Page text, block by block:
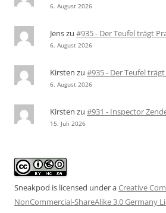
6. August 2026
Jenszu #935 - Der Teufel trägt
6. August 2026
Kirsten zu #935 - Der Teufel
6. August 2026
Kirsten zu #931 - Inspector
15. Juli 2026
Sneakpod is licensed under aCreative
NonCommercial-ShareAlike 3.0 Germany